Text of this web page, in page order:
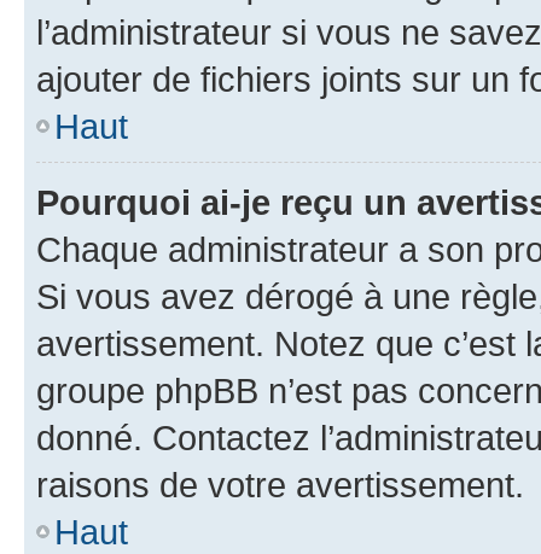
l’administrateur si vous ne
ajouter de fichiers joints sur un
Haut
Pourquoi ai-je reçu un
Chaque administrateur a son
Si vous avez dérogé à une
avertissement. Notez que c’est
groupe phpBB n’est pas
donné. Contactez
raisons de votre avertissement.
Haut